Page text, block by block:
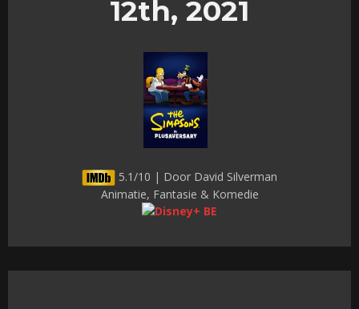
12th, 2021
5.1/10 | Door David Silverman
Animatie, Fantasie & Komedie